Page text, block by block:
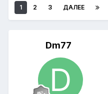
1 2 3 ДАЛЕЕ
Dm77